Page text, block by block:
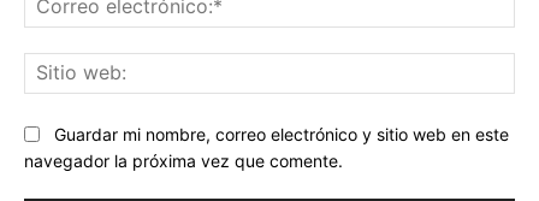
Guardar mi nombre, correo electrónico y sitio web en este
navegador la próxima vez que comente.